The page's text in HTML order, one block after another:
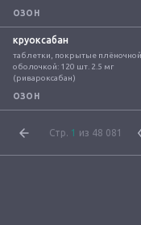
ОЗОН
круоксабан
таблетки, покрытые плёночной
оболочкой: 120 шт. 2.5 мг
(ривароксабан)
ОЗОН
Стр. 1 из 48 081